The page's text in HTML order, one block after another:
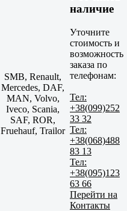
SMB, Renault,
Mercedes, DAF,
MAN, Volvo,
Iveco, Scania,
SAF, ROR,
Fruehauf, Trailor
наличие
Уточните
стоимость и
возможность
заказа по
телефонам:
Тел:
+38(099)252
33 32
Тел:
+38(068)488
83 13
Тел:
+38(095)123
63 66
Перейти на
Контакты